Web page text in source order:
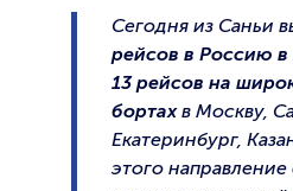
Сегодня из Саньи
рейсов в Россию
13 рейсов на
бортахв Москву,
Екатеринбург,
этого